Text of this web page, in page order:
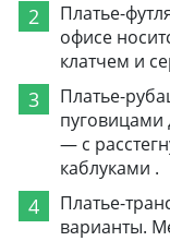
Платье-
офисе
клатчем и
Платье-
пуговицами
— с
каблуками .
Платье-
варианты.